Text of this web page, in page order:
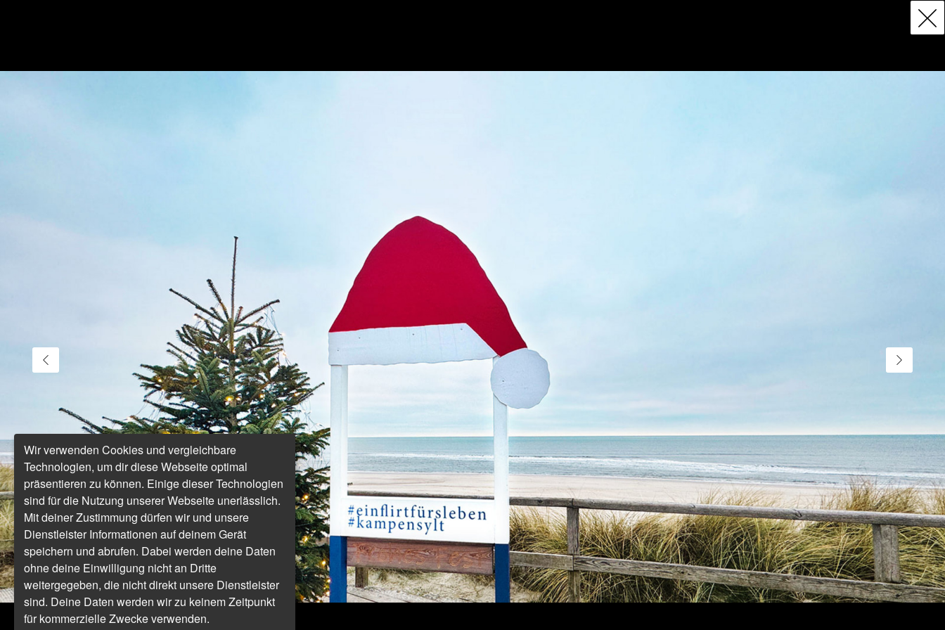
Wir verwenden Cookies und vergleichbare
Technologien, um dir diese Webseite optimal
präsentieren zu können. Einige dieser Technologien
sind für die Nutzung unserer Webseite unerlässlich.
Mit deiner Zustimmung dürfen wir und unsere
Dienstleister Informationen auf deinem Gerät
speichern und abrufen. Dabei werden deine Daten
ohne deine Einwilligung nicht an Dritte
weitergegeben, die nicht direkt unsere Dienstleister
sind. Deine Daten werden wir zu keinem Zeitpunkt
für kommerzielle Zwecke verwenden.